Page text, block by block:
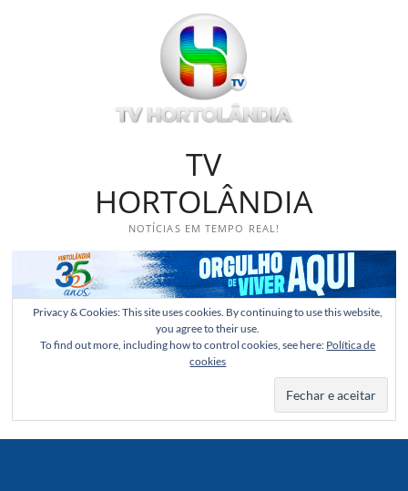
TV
HORTOLÂNDIA
NOTÍCIAS EM TEMPO REAL!
Privacy & Cookies: This site uses cookies. By continuing to use this website,
you agree to their use.
To find out more, including how to control cookies, see here: Política de
cookies